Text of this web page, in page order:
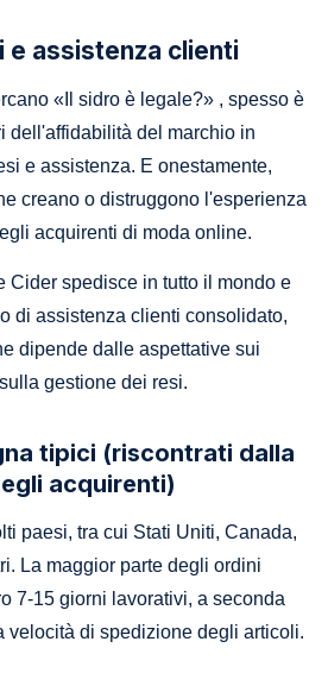
e assistenza clienti
«Il sidro è legale?» , spesso è
dell'affidabilità del marchio in
e assistenza. E onestamente,
creano o distruggono l'esperienza
acquirenti di moda online.
Cider spedisce in tutto il mondo e
di assistenza clienti consolidato,
dipende dalle aspettative sui
gestione dei resi.
tipici (riscontrati dalla
acquirenti)
paesi, tra cui Stati Uniti, Canada,
La maggior parte degli ordini
7-15 giorni lavorativi, a seconda
velocità di spedizione degli articoli.